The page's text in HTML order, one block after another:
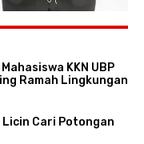
KKN UBP
Ramah Lingkungan
Licin Cari Potongan